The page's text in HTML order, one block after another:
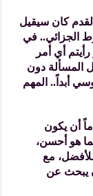
كان سيقيل
الجزائي.. في
أي أمر
المسألة دون
أبداً.. المهم
أن يكون
هو أحسن،
مع
يبحث عن